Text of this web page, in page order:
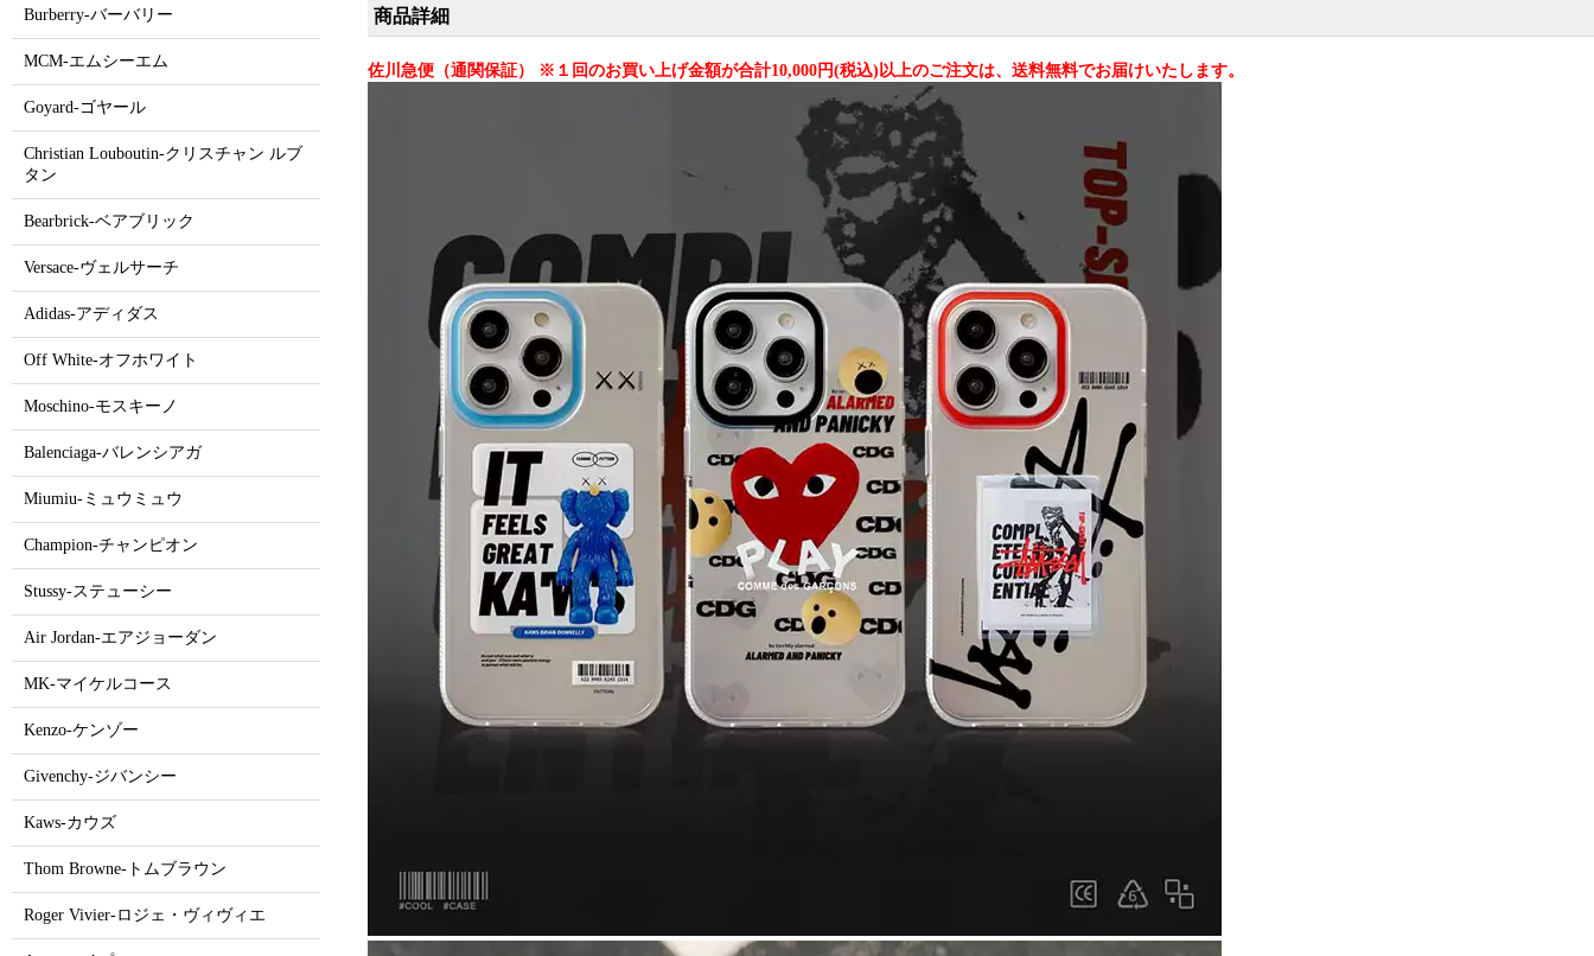
Burberry-バーバリー
MCM-エムシーエム
Goyard-ゴヤール
Christian Louboutin-クリスチャン ルブ
タン
Bearbrick-ベアブリック
Versace-ヴェルサーチ
Adidas-アディダス
Off White-オフホワイト
Moschino-モスキーノ
Balenciaga-バレンシアガ
Miumiu-ミュウミュウ
Champion-チャンピオン
Stussy-ステューシー
Air Jordan-エアジョーダン
MK-マイケルコース
Kenzo-ケンゾー
Givenchy-ジバンシー
Kaws-カウズ
Thom Browne-トムブラウン
Roger Vivier-ロジェ・ヴィヴィエ
商品詳細
佐川急便（通関保証） ※１回のお買い上げ金額が合計10,000円(税込)以上のご注文は、送料無料でお届けいたします。